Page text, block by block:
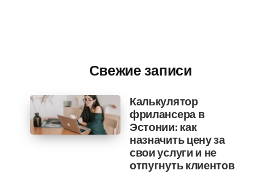
Свежие записи
Калькулятор
фрилансера в
Эстонии: как
назначить цену за
свои услуги и не
отпугнуть клиентов